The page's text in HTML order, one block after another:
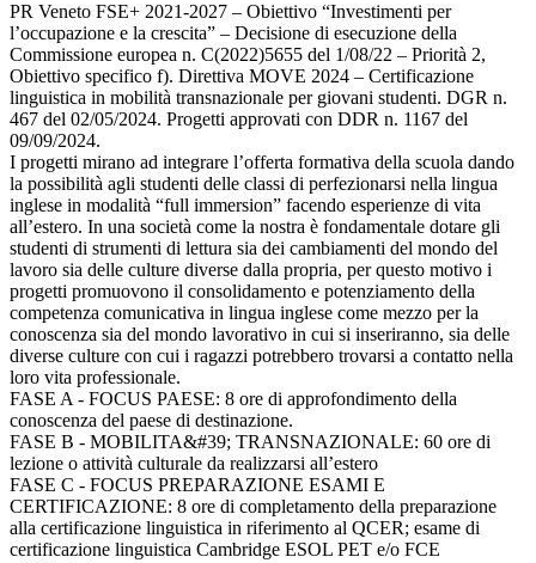
PR Veneto FSE+ 2021-2027 – Obiettivo “Investimenti per
l’occupazione e la crescita” – Decisione di esecuzione della
Commissione europea n. C(2022)5655 del 1/08/22 – Priorità 2,
Obiettivo specifico f). Direttiva MOVE 2024 – Certificazione
linguistica in mobilità transnazionale per giovani studenti. DGR n.
467 del 02/05/2024. Progetti approvati con DDR n. 1167 del
09/09/2024.
I progetti mirano ad integrare l’offerta formativa della scuola dando
la possibilità agli studenti delle classi di perfezionarsi nella lingua
inglese in modalità “full immersion” facendo esperienze di vita
all’estero. In una società come la nostra è fondamentale dotare gli
studenti di strumenti di lettura sia dei cambiamenti del mondo del
lavoro sia delle culture diverse dalla propria, per questo motivo i
progetti promuovono il consolidamento e potenziamento della
competenza comunicativa in lingua inglese come mezzo per la
conoscenza sia del mondo lavorativo in cui si inseriranno, sia delle
diverse culture con cui i ragazzi potrebbero trovarsi a contatto nella
loro vita professionale.
FASE A - FOCUS PAESE: 8 ore di approfondimento della
conoscenza del paese di destinazione.
FASE B - MOBILITA&#39; TRANSNAZIONALE: 60 ore di
lezione o attività culturale da realizzarsi all’estero
FASE C - FOCUS PREPARAZIONE ESAMI E
CERTIFICAZIONE: 8 ore di completamento della preparazione
alla certificazione linguistica in riferimento al QCER; esame di
certificazione linguistica Cambridge ESOL PET e/o FCE